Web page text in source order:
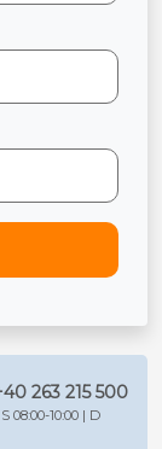
263 215 500
08:00-10:00 | D